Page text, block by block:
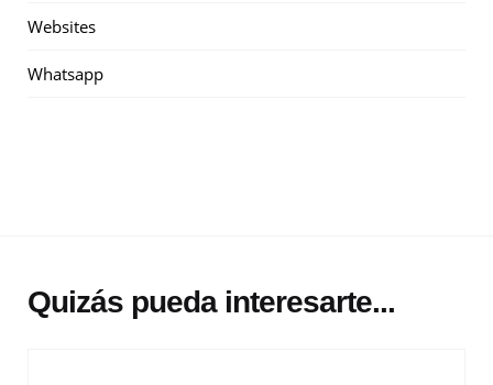
Websites
Whatsapp
Quizás pueda interesarte...